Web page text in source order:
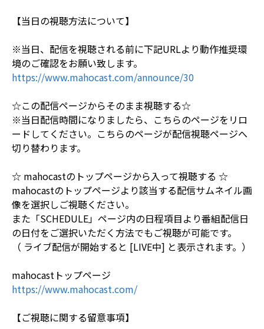
【当日の視聴方法について】
※当日、配信を視聴される前に下記URLより動作推奨環
境のご確認をお願い致します。
https://www.mahocast.com/announce/30
☆この配信ページからそのまま視聴する☆
※当日配信時間になりましたら、こちらのページをリロ
ードしてください。こちらのページが配信視聴ページへ
切り替わります。
☆ mahocastのトップページから入って視聴する ☆
mahocastのトップページより該当する配信サムネイル画
像を選択しご視聴ください。
また「SCHEDULE」ページ内の日程項目より番組配信日
の日付をご選択いただく方法でもご視聴が可能です。
（ ライブ配信が開始すると [LIVE中] と表示されます。）
mahocastトップページ
https://www.mahocast.com/
【ご視聴に関する留意事項】